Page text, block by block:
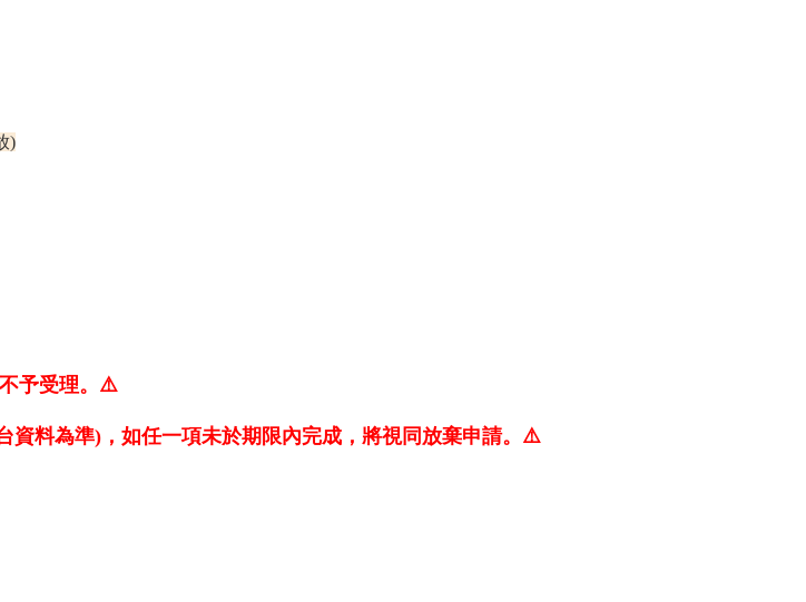
)
予受理。⚠️
料為準)，如任一項未於期限內完成，將視同放棄申請。⚠️